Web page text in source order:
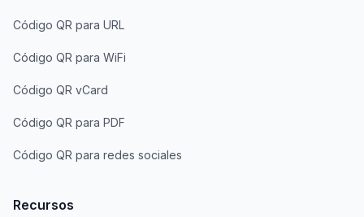
Código QR para URL
Código QR para WiFi
Código QR vCard
Código QR para PDF
Código QR para redes sociales
Recursos